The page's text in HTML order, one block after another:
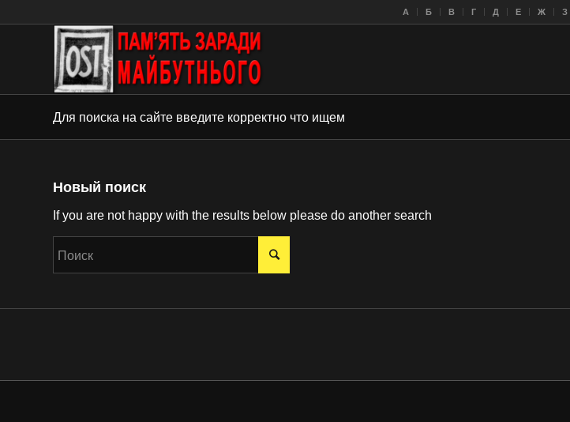
A Б В Г Д Е Ж З
Для поиска на сайте введите корректно что ищем
Новый поиск
If you are not happy with the results below please do another search